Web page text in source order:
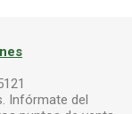
Infórmate del